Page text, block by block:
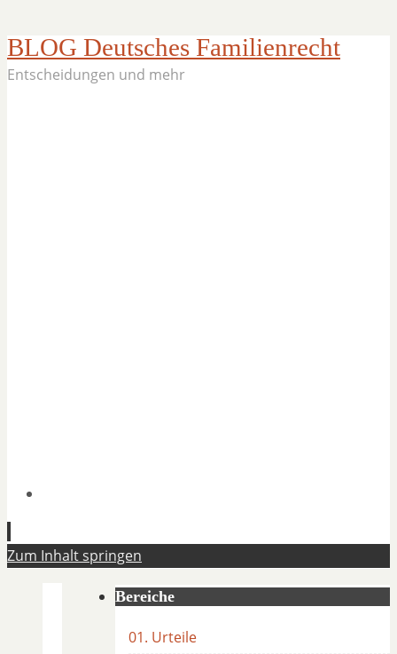
BLOG Deutsches Familienrecht
Entscheidungen und mehr
Zum Inhalt springen
Bereiche
01. Urteile